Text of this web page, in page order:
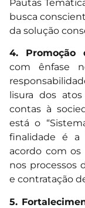
Pautas
busca
da solução
4. Promoção
com ênfase
lisura dos
contas à
está o
finalidade é a
acordo com os
nos processos
e contratação
5.